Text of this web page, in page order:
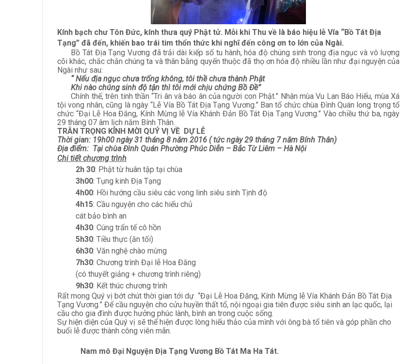
Kính bạch chư Tôn Đức, kính thưa quý Phật tử. Mỗi khi Thu về là báo hiệu lễ Vía “Bồ Tát Địa
Tạng” đã đến, khiến bao trái tim thổn thức khi nghĩ đến công ơn to lớn của Ngài.
Bồ Tát Địa Tạng Vương đã trải dài kiếp số tu hành, hóa độ chúng sinh trong địa ngục và vô lượng
cõi khác, chắc chắn chúng ta và thân bằng quyến thuộc đã thọ ơn hóa độ nhiều lần như đại nguyện của
Ngài như sau:
“ Nếu địa ngục chưa trống không, tôi thề chưa thành Phật
Khi nào chúng sinh độ tận thì tôi mới chịu chứng Bồ Đề”
Chính thế, trên tinh thần “Tri ân và báo ân của người con Phật.” Nhân mùa Vu Lan Báo Hiếu, mùa Xá
tội vong nhân, cũng là ngày “Lễ Vía Bồ Tát Địa Tạng Vương.” Ban tổ chức chùa Đình Quán long trọng tổ
chức “Đại Lễ Hoa Đăng, Kính Mừng lễ Vía Khánh Đản Bồ Tát Địa Tạng Vương.” Vào chiều thứ ba, ngày
29 tháng 07 âm lịch năm Bính Thân.
TRÂN TRỌNG KÍNH MỜI QUÝ VỊ VỀ DỰ LỄ
Thời gian: 19h00 ngày 31 tháng 8 năm 2016 ( tức ngày 29 tháng 7 năm Bính Thân)
Địa điểm: Tại chùa Đình Quán Phường Phúc Diễn – Bắc Từ Liêm – Hà Nội
Chi tiết chương trình
2h 30: Phật từ huân tập tại chùa
3h00: Tụng kinh Địa Tạng
4h00: Hồi hướng cầu siêu các vong linh siêu sinh Tịnh độ
4h15: Cầu nguyện cho các hiếu chủ
cát bảo bình an
4h30: Cúng trẩn tế cô hồn
5h30: Tiều thực (ăn tối)
6h30: Văn nghệ chào mừng
7h30: Chương trình Đại lễ Hoa Đăng
(có thuyết giảng + chương trình riêng)
9h30: Kết thúc chương trình
Rất mong Quý vị bớt chút thời gian tới dự “Đại Lễ Hoa Đăng, Kính Mừng lễ Vía Khánh Đản Bồ Tát Địa
Tạng Vương.” Để cầu nguyện cho cửu huyền thất tổ, nội ngoại gia tiên được siêu sinh an lạc quốc, lại
cầu cho gia đình được hưởng phúc lành, bình an trong cuộc sống.
Sự hiện diện của Quý vị sẽ thể hiện được lòng hiếu thảo của mình với ông bà tổ tiên và góp phần cho
buổi lễ được thành công viên mãn.
Nam mô Đại Nguyện Địa Tạng Vương Bồ Tát Ma Ha Tát.